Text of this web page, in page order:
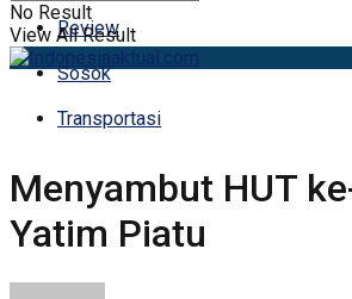
Review
Sosok
Transportasi
No Result
View All Result
Menyambut HUT
Yatim Piatu